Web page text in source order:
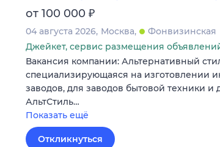
от 100 000 ₽
04 августа 2026 Москва
Фонвизинская
Джейкет, сервис размещения
Вакансия компании: Альтернативный
специализирующаяся на изготовлении
заводов, для заводов бытовой техники
АльтСтиль…
Показать ещё
Откликнуться